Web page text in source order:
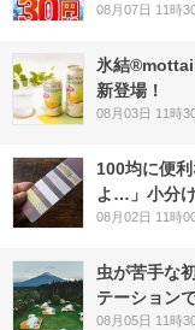
08月07日 11時
氷結
新登場！
08月03日 11時
100均に便
よ…」小分
08月02日 11時
虫が苦手な
テーション
08月05日 11時